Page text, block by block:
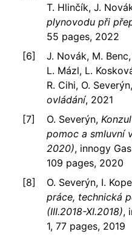
T. Hlinčík, J.
plynovodu při
55 pages, 2022
J. Novák, M.
L. Mázl, L.
R. Cihi, O. Severýn,
ovládání, 2021
O. Severýn,
pomoc a smluvní
2020), innogy
109 pages, 2020
O. Severýn, I.
práce, technická
(III.2018-XI.2018),
1, 77 pages, 2019